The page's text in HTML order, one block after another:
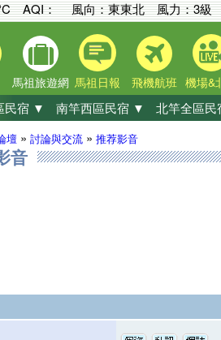
AQI： 風向：東東北 風力：3
馬祖旅遊網 馬祖日報 飛機航班 機場&
民宿 ▼ 南竿西區民宿 ▼ 北竿全區
壇 » 討論與交流 » 推荐影音
音